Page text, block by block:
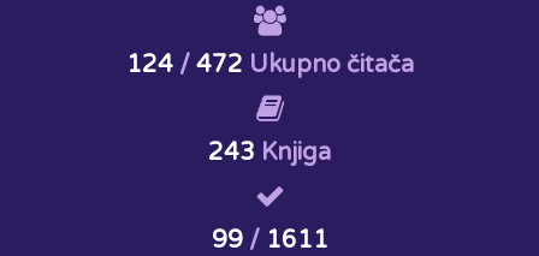
124/ 472 Ukupno čitača
243 Knjiga
99/ 1611